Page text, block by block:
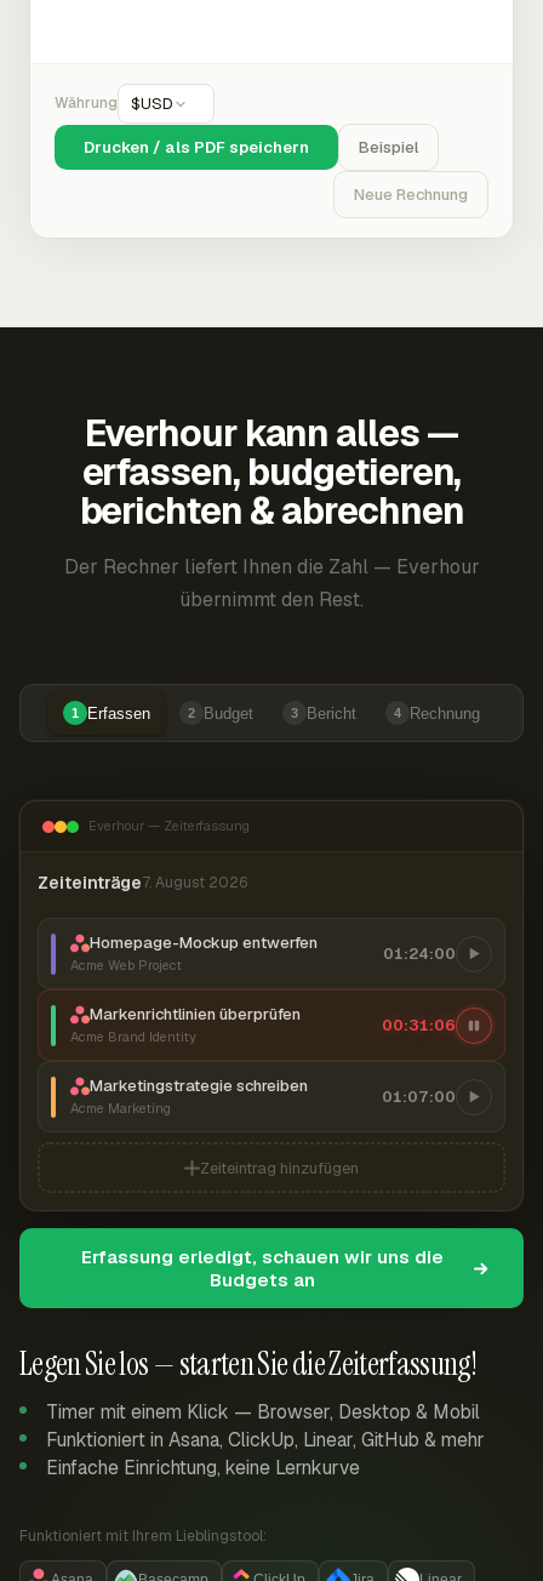
Währung $USD
Drucken / als PDF speichern Beispiel
Neue Rechnung
Everhour kann alles —
erfassen, budgetieren,
berichten & abrechnen
Der Rechner liefert Ihnen die Zahl — Everhour
übernimmt den Rest.
1 Erfassen 2 Budget 3 Bericht 4 Rechnung
Legen Sie los — starten Sie die Zeiterfassung!
Timer mit einem Klick — Browser, Desktop & Mobil
Funktioniert in Asana, ClickUp, Linear, GitHub & mehr
Einfache Einrichtung, keine Lernkurve
Funktioniert mit Ihrem Lieblingstool:
Everhour — Zeiterfassung
Zeiteinträge7. August 2026
Homepage-Mockup entwerfen
Acme Web Project
01:24:00
Markenrichtlinien überprüfen
Acme Brand Identity
00:31:07
Marketingstrategie schreiben
Acme Marketing
01:07:00
Zeiteintrag hinzufügen
Erfassung erledigt, schauen wir uns die
Budgets an